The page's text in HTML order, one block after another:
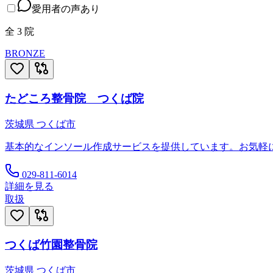
愛用者の声あり
全 3 院
BRONZE
たどころ整骨院 つくば院
茨城県 つくば市
基本的なインソール作成サービスを提供しています。お気軽
029-811-6014
詳細を見る
取扱
つくば竹園整骨院
茨城県 つくば市